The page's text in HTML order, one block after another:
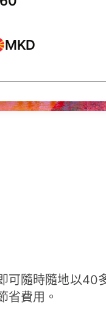
MKD
可隨時隨地以40
省費用。